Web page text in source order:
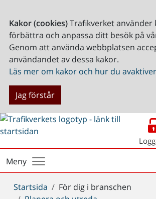
Kakor (cookies)Trafikverket använder
förbättra och anpassa ditt besök på
Genom att använda webbplatsen
användandet av dessa kakor.
Läs mer om kakor och hur du
Jag förstår
Meny
Du
Startsida
För dig i branschen